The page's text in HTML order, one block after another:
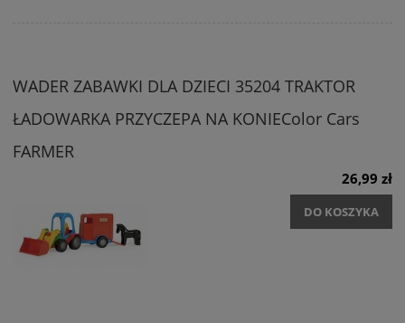
WADER ZABAWKI DLA DZIECI 35204 TRAKTOR
ŁADOWARKA PRZYCZEPA NA KONIEColor Cars
FARMER
26,99 zł
DO KOSZYKA